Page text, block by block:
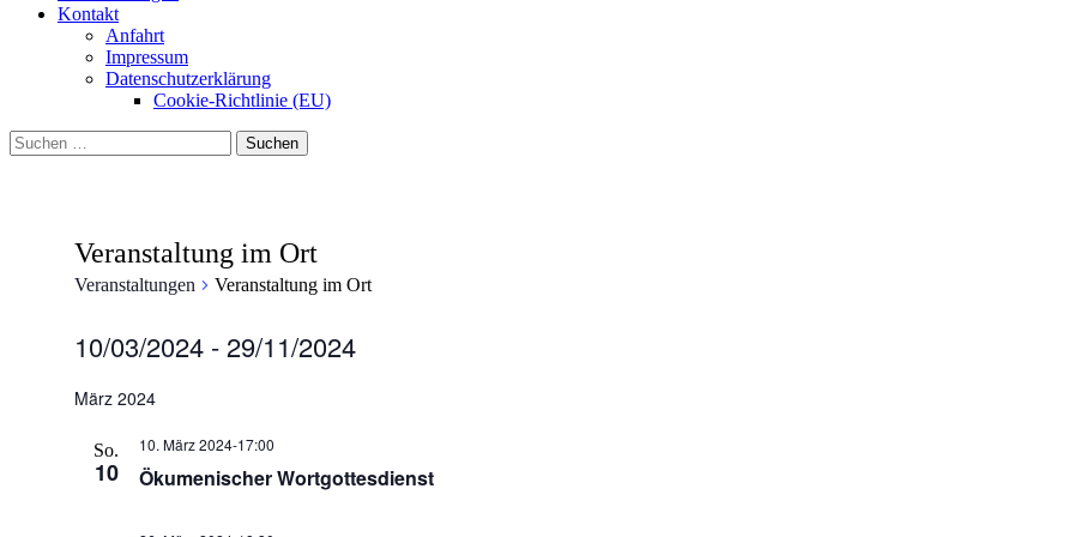
Kontakt
Anfahrt
Impressum
Datenschutzerklärung
Cookie-Richtlinie (EU)
Suchen
nach:
Veranstaltung im Ort
Veranstaltungen Veranstaltung im Ort
Veranstaltungen
10/03/2024 - 29/11/2024
wählen.
März 2024
So.
10 Ökumenischer Wortgottesdienst
10. März 2024-17:00